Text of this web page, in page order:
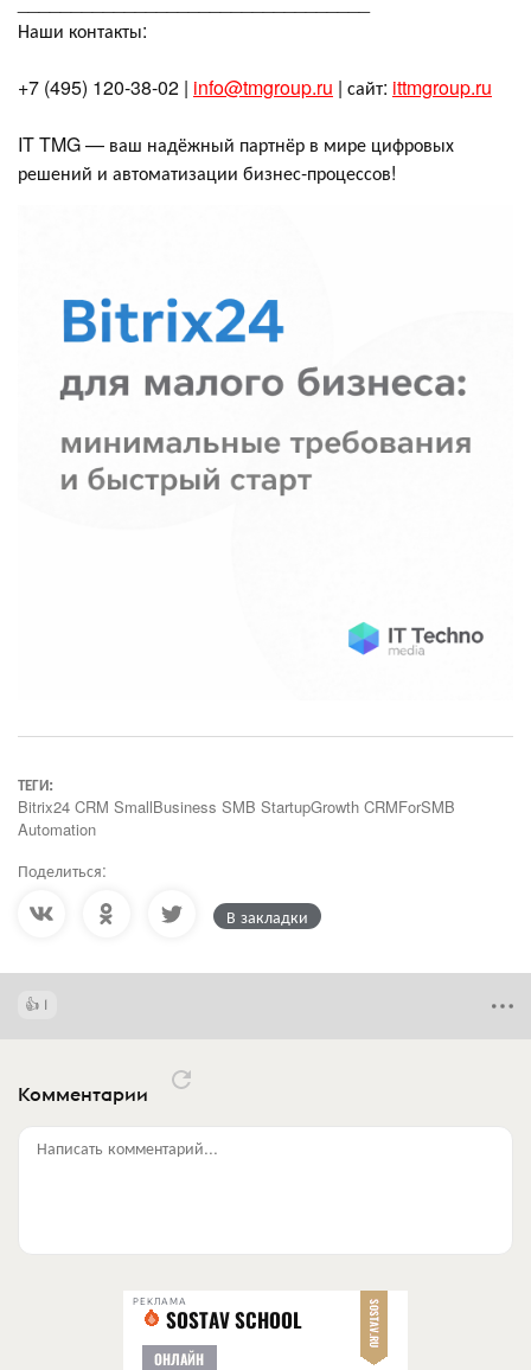
Наши контакты:
+7 (495) 120-38-02 | info@tmgroup.ru | сайт: ittmgroup.ru
IT TMG — ваш надёжный партнёр в мире цифровых
решений и автоматизации бизнес-процессов!
ТЕГИ:
Bitrix24 CRM SmallBusiness SMB StartupGrowth CRMForSMB
Automation
Поделиться:
В закладки
1
Комментарии
Написать комментарий...
РЕКЛАМА